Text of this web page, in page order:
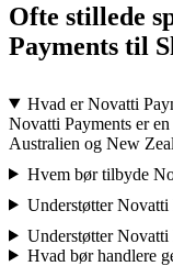
Ofte stillede
Payments til
Hvad er Novatti
Novatti Payments er
Australien og New
Hvem bør tilbyde
Understøtter Novatti
Understøtter Novatti
Hvad bør handlere